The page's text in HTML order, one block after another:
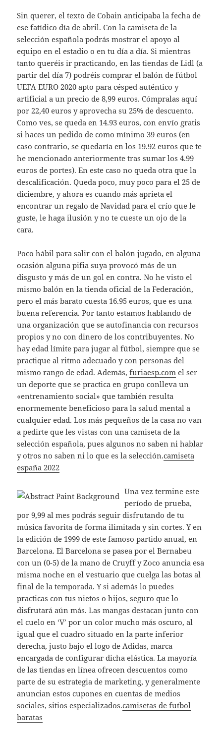
Sin querer, el texto de Cobain anticipaba la fecha de
ese fatídico día de abril. Con la camiseta de la
selección española podrás mostrar el apoyo al
equipo en el estadio o en tu día a día. Si mientras
tanto queréis ir practicando, en las tiendas de Lidl (a
partir del día 7) podréis comprar el balón de fútbol
UEFA EURO 2020 apto para césped auténtico y
artificial a un precio de 8,99 euros. Cómpralas aquí
por 22,40 euros y aprovecha su 25% de descuento.
Como ves, se queda en 14.93 euros, con envío gratis
si haces un pedido de como mínimo 39 euros (en
caso contrario, se quedaría en los 19.92 euros que te
he mencionado anteriormente tras sumar los 4.99
euros de portes). En este caso no queda otra que la
descalificación. Queda poco, muy poco para el 25 de
diciembre, y ahora es cuando más aprieta el
encontrar un regalo de Navidad para el crío que le
guste, le haga ilusión y no te cueste un ojo de la
cara.
Poco hábil para salir con el balón jugado, en alguna
ocasión alguna pifia suya provocó más de un
disgusto y más de un gol en contra. No he visto el
mismo balón en la tienda oficial de la Federación,
pero el más barato cuesta 16.95 euros, que es una
buena referencia. Por tanto estamos hablando de
una organización que se autofinancia con recursos
propios y no con dinero de los contribuyentes. No
hay edad límite para jugar al fútbol, siempre que se
practique al ritmo adecuado y con personas del
mismo rango de edad. Además,furiaesp.com el ser
un deporte que se practica en grupo conlleva un
«entrenamiento social» que también resulta
enormemente beneficioso para la salud mental a
cualquier edad. Los más pequeños de la casa no van
a pedirte que les vistas con una camiseta de la
selección española, pues algunos no saben ni hablar
y otros no saben ni lo que es la selección.camiseta
españa 2022
Una vez termine este
período de prueba,
por 9,99 al mes podrás seguir disfrutando de tu
música favorita de forma ilimitada y sin cortes. Y en
la edición de 1999 de este famoso partido anual, en
Barcelona. El Barcelona se pasea por el Bernabeu
con un (0-5) de la mano de Cruyff y Zoco anuncia esa
misma noche en el vestuario que cuelga las botas al
final de la temporada. Y si además lo puedes
practicas con tus nietos o hijos, seguro que lo
disfrutará aún más. Las mangas destacan junto con
el cuelo en ‘V’ por un color mucho más oscuro, al
igual que el cuadro situado en la parte inferior
derecha, justo bajo el logo de Adidas, marca
encargada de configurar dicha elástica. La mayoría
de las tiendas en línea ofrecen descuentos como
parte de su estrategia de marketing, y generalmente
anuncian estos cupones en cuentas de medios
sociales, sitios especializados.camisetas de futbol
baratas